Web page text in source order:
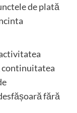
de plată
continuitatea
fără